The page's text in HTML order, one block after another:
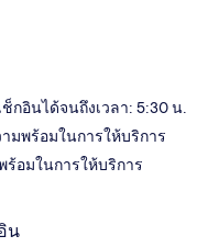
กอินได้จนถึงเวลา: 5:30 น.
มพร้อมในการให้บริการ
อมในการให้บริการ
น